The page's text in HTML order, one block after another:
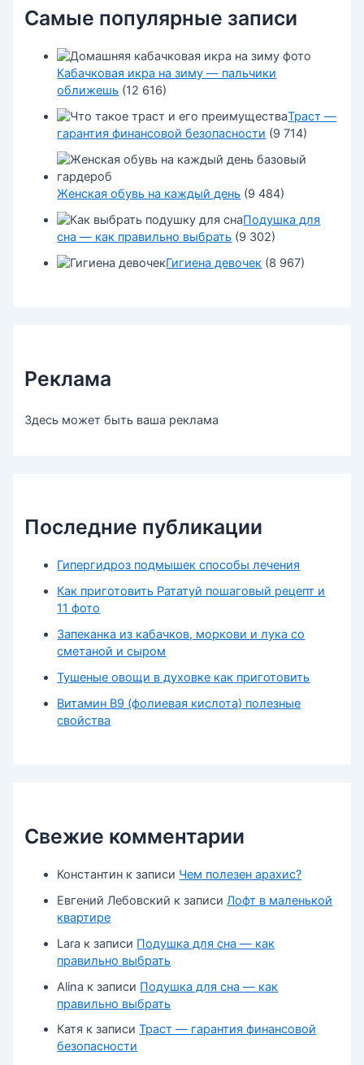
Самые популярные записи
Кабачковая икра на зиму — пальчики
оближешь (12 616)
Траст —
гарантия финансовой безопасности (9 714)
Женская обувь на каждый день (9 484)
Подушка для
сна — как правильно выбрать (9 302)
Гигиена девочек (8 967)
Реклама
Здесь может быть ваша реклама
Последние публикации
Гипергидроз подмышек способы лечения
Как приготовить Рататуй пошаговый рецепт и
11 фото
Запеканка из кабачков, моркови и лука со
сметаной и сыром
Тушеные овощи в духовке как приготовить
Витамин В9 (фолиевая кислота) полезные
свойства
Свежие комментарии
Константин к записи Чем полезен арахис?
Евгений Лебовский к записиЛофт в маленькой
квартире
Lara к записи Подушка для сна — как
правильно выбрать
Alina к записи Подушка для сна — как
правильно выбрать
Катя к записиТраст — гарантия финансовой
безопасности